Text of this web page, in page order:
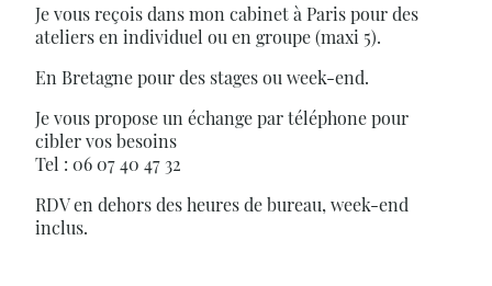
Je vous reçois dans mon cabinet à Paris pour des
ateliers en individuel ou en groupe (maxi 5).
En Bretagne pour des stages ou week-end.
Je vous propose un échange par téléphone pour
cibler vos besoins
Tel : 06 07 40 47 32
RDV en dehors des heures de bureau, week-end
inclus.